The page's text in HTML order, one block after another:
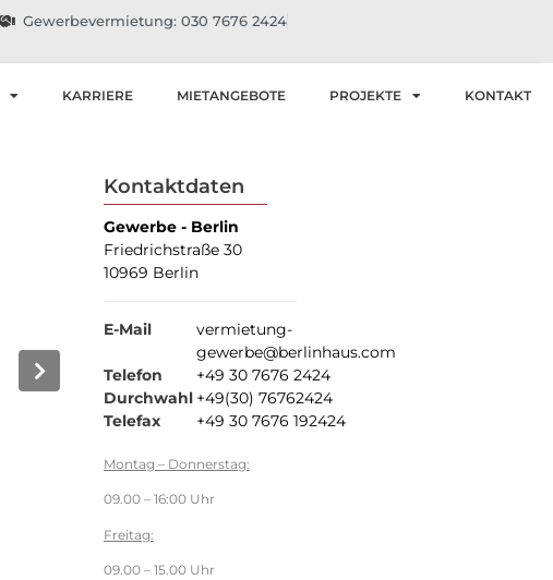
Gewerbevermietung: 030 7676 2424
KARRIERE MIETANGEBOTE PROJEKTE KONTAKT
Kontaktdaten
Gewerbe - Berlin
Friedrichstraße 30
10969 Berlin
E-Mail
vermietung-
gewerbe@berlinhaus.com
Telefon
+49 30 7676 2424
Durchwahl +49(30) 76762424
Telefax
+49 30 7676 192424
Montag – Donnerstag:
09.00 – 16:00 Uhr
Freitag:
09.00 – 15.00 Uhr